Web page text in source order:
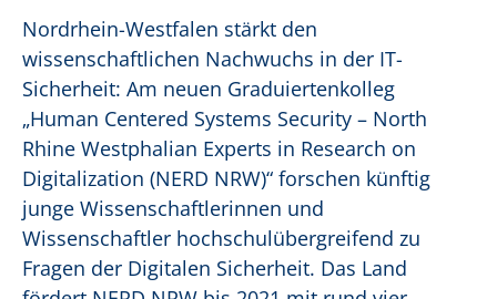
Nordrhein-Westfalen stärkt den
wissenschaftlichen Nachwuchs in der IT-
Sicherheit: Am neuen Graduiertenkolleg
„Human Centered Systems Security – North
Rhine Westphalian Experts in Research on
Digitalization (NERD NRW)“ forschen künftig
junge Wissenschaftlerinnen und
Wissenschaftler hochschulübergreifend zu
Fragen der Digitalen Sicherheit. Das Land